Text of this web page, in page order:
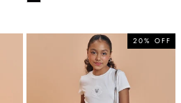
20% OFF